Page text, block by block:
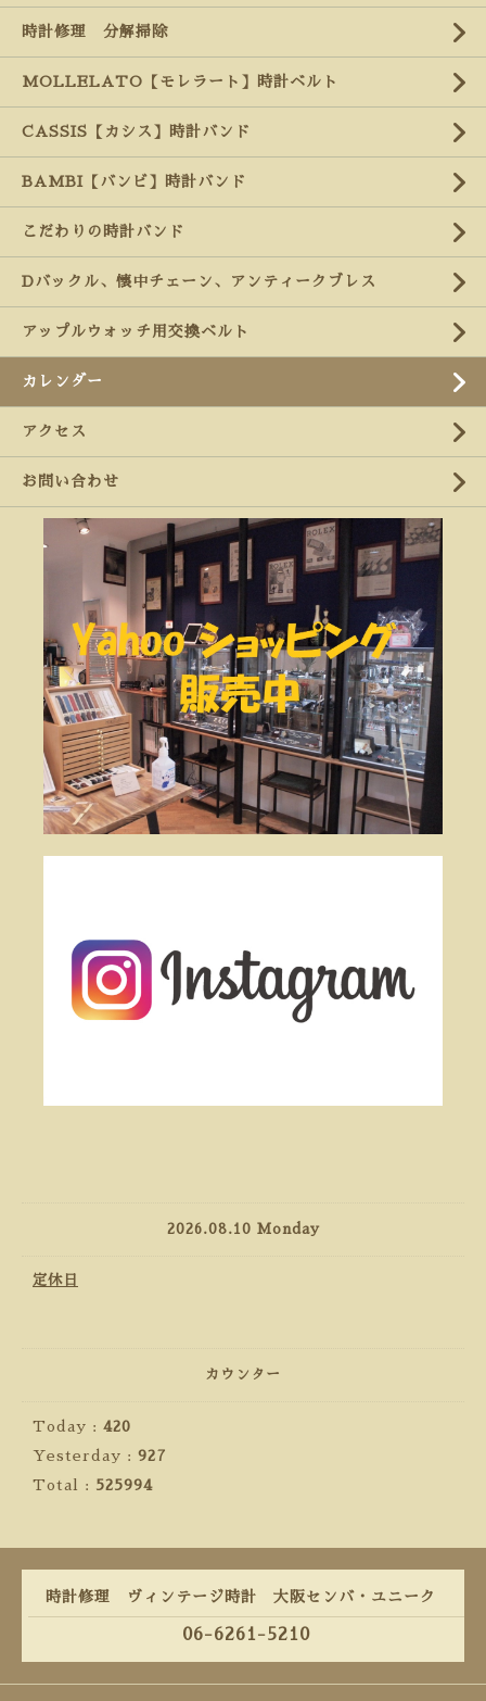
時計修理 分解掃除
MOLLELATO【モレラート】時計ベルト
CASSIS【カシス】時計バンド
BAMBI【バンビ】時計バンド
こだわりの時計バンド
Dバックル、懐中チェーン、アンティークブレス
アップルウォッチ用交換ベルト
カレンダー
アクセス
お問い合わせ
2026.08.10 Monday
定休日
カウンター
Today : 420
Yesterday : 927
Total : 525994
時計修理 ヴィンテージ時計 大阪センバ・ユニーク
06-6261-5210